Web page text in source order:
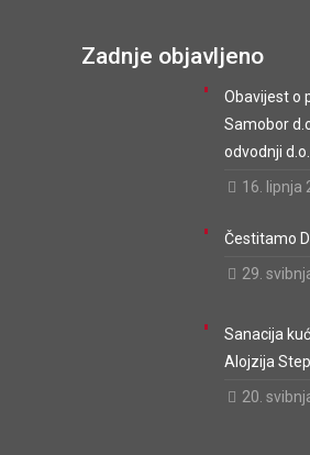
Zadnje objavljeno
Obavijest o
Samobor
odvodnji
16. lipnja
Čestitamo
29.
Sanacija
Alojzija
20.